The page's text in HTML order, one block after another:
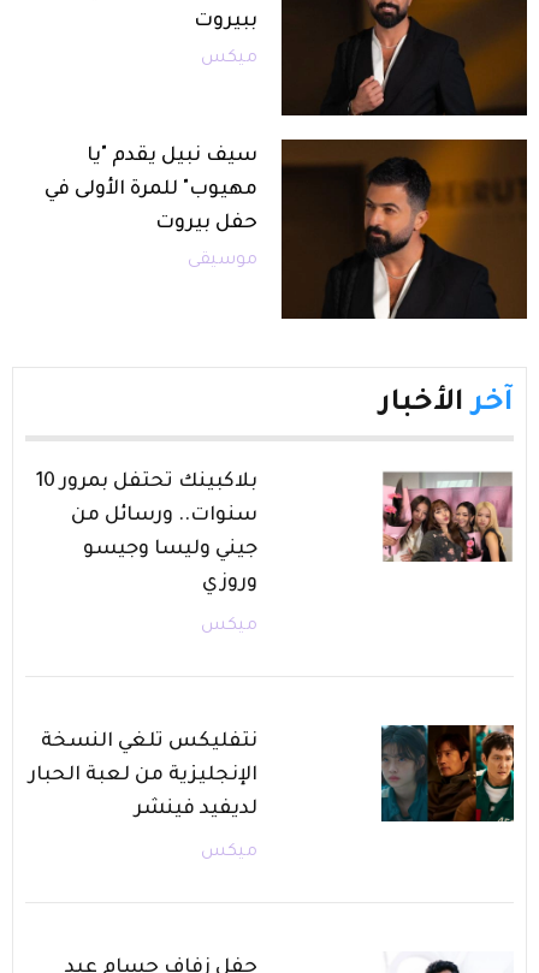
ببيروت
ميكس
سيف نبيل يقدم "يا
مهيوب" للمرة الأولى في
حفل بيروت
موسيقى
آخر الأخبار
بلاكبينك تحتفل بمرور 10
سنوات.. ورسائل من
جيني وليسا وجيسو
وروزي
ميكس
نتفليكس تلغي النسخة
الإنجليزية من لعبة الحبار
لديفيد فينشر
ميكس
حفل زفاف حسام عبد